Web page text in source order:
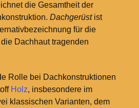
die Gesamtheit der
Dachgerüstist
für die
Dachhaut tragenden
Rolle bei Dachkonstruktionen
Holz, insbesondere im
klassischen Varianten, dem